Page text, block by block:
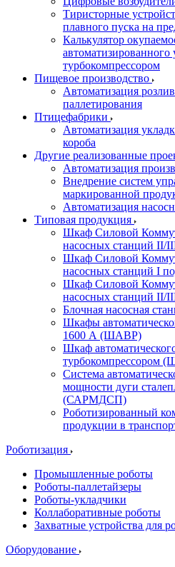
Тиристорные
плавного пуска на
Калькулятор
автоматизированного
турбокомпрессором
Пищевое производство
Автоматизация
паллетирования
Птицефабрики
Автоматизация
короба
Другие реализованные
Автоматизация
Внедрение систем
маркированной
Автоматизация
Типовая продукция
Шкаф Силовой
насосных станций
Шкаф Силовой
насосных станций I
Шкаф Силовой
насосных станций
Блочная насосная
Шкафы
1600 А (ШАВР)
Шкаф
турбокомпрессором
Система
мощности дуги
(САРМДСП)
Роботизированный
продукции в
Роботизация
Промышленные роботы
Роботы-паллетайзеры
Роботы-укладчики
Коллаборативные роботы
Захватные устройства для
Оборудование